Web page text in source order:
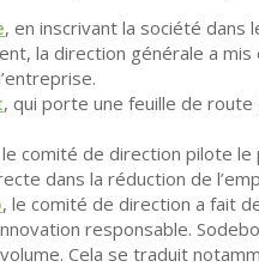
, en inscrivant la société
la direction générale a
, qui porte une feuille de route
le comité de direction pilote le
dans la réduction de
, le comité de direction a fait
responsable.
Cela se traduit